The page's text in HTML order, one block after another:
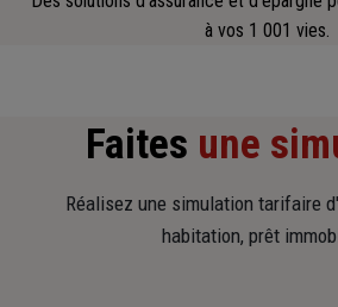
à vos 1 001 vies.
Faites une
Réalisez une simulation tarifaire
habitation, prêt